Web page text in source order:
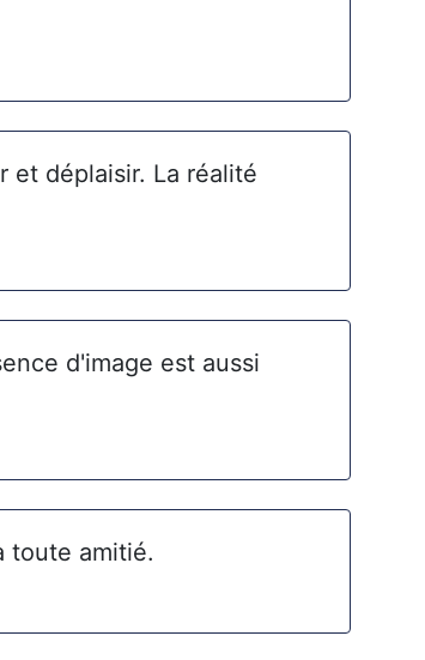
et déplaisir. La réalité
d'image est aussi
toute amitié.